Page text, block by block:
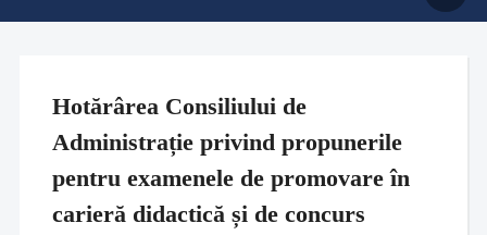
Hotărârea Consiliului de
Administrație privind propunerile
pentru examenele de promovare în
carieră didactică și de concurs